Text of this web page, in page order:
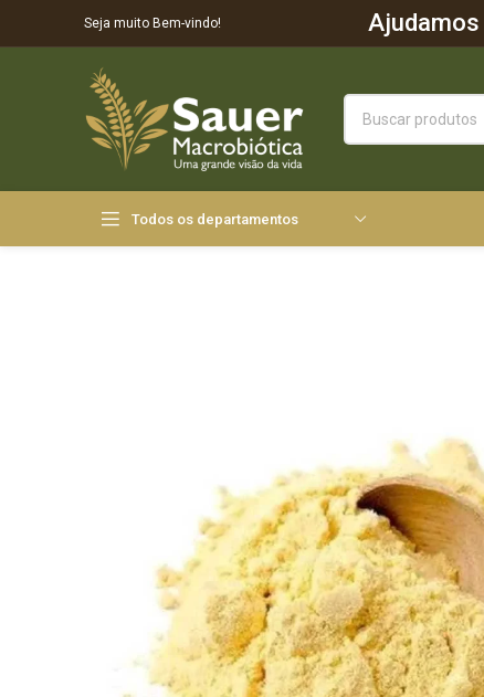
Seja muito Bem-vindo! Ajudamos
Todos os departamentos